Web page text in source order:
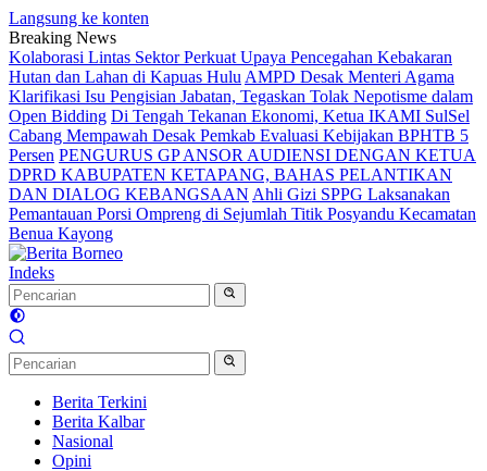
Langsung ke konten
Breaking News
Kolaborasi Lintas Sektor Perkuat Upaya Pencegahan Kebakaran
Hutan dan Lahan di Kapuas Hulu AMPD Desak Menteri Agama
Klarifikasi Isu Pengisian Jabatan, Tegaskan Tolak Nepotisme dalam
Open Bidding Di Tengah Tekanan Ekonomi, Ketua IKAMI SulSel
Cabang Mempawah Desak Pemkab Evaluasi Kebijakan BPHTB 5
Persen PENGURUS GP ANSOR AUDIENSI DENGAN KETUA
DPRD KABUPATEN KETAPANG, BAHAS PELANTIKAN
DAN DIALOG KEBANGSAAN Ahli Gizi SPPG Laksanakan
Pemantauan Porsi Ompreng di Sejumlah Titik Posyandu Kecamatan
Benua Kayong
Indeks
Berita Terkini
Berita Kalbar
Nasional
Opini